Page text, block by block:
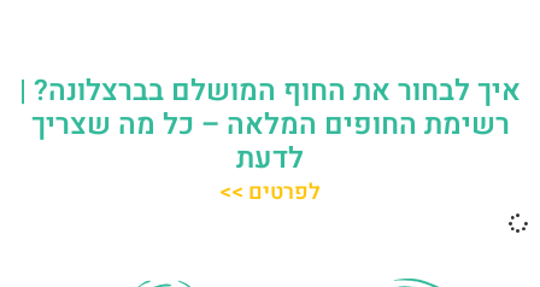
איך לבחור את החוף המושלם בברצלונה? |
רשימת החופים המלאה – כל מה שצריך
לדעת
לפרטים >>